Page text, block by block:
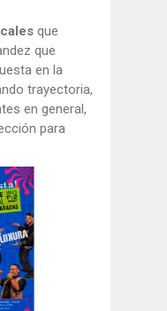
que
que
en la
trayectoria,
en general,
para